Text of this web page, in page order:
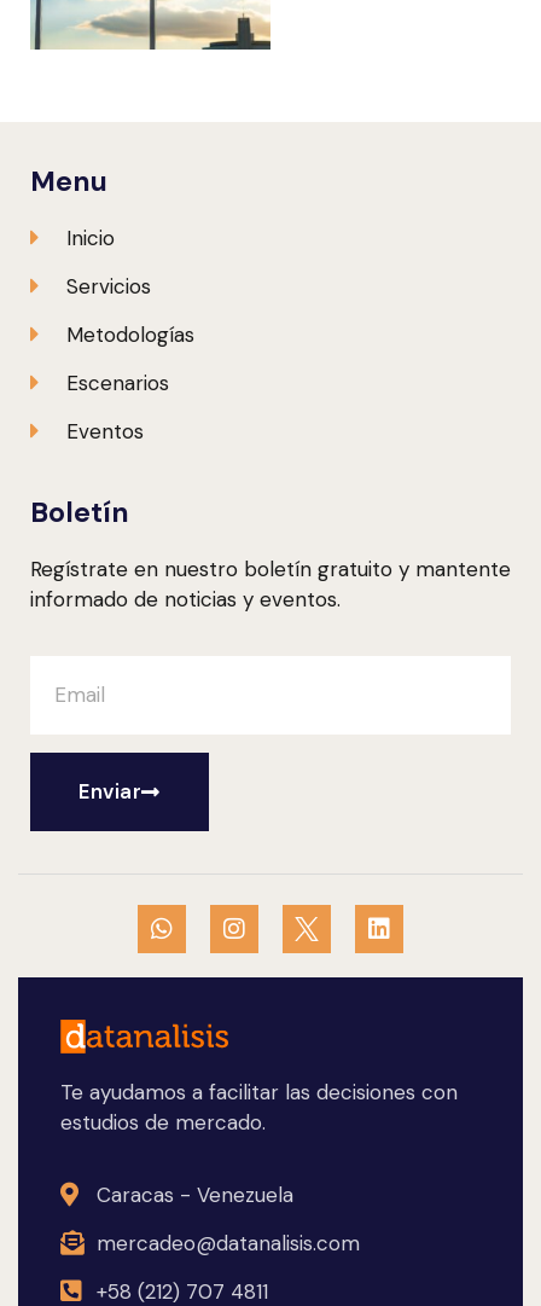
Te ayudamos a facilitar las decisiones con
estudios de mercado.
Caracas - Venezuela
mercadeo@datanalisis.com
+58 (212) 707 4811
Menu
Inicio
Servicios
Metodologías
Escenarios
Eventos
Boletín
Regístrate en nuestro boletín gratuito y mantente
informado de noticias y eventos.
Enviar